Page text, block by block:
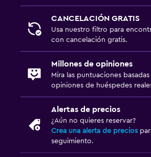
CANCELACIÓN GRATIS
Usa nuestro filtro para
con cancelación gratis.
Millones de opiniones
Mira las puntuaciones
opiniones de huéspedes
Alertas de precios
¿Aún no quieres reservar?
Crea una alerta de precios
seguimiento.